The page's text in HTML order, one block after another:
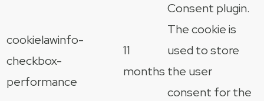
cookielawinfo-
checkbox-
performance
11
months
Consent plugin.
The cookie is
used to store
the user
consent for the